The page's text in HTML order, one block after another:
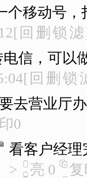
个移动号，
[ 回 删 锁 滤
电信，可以
[ 回 删 锁
去营业厅
印0
看客户经
>
亮 0 复